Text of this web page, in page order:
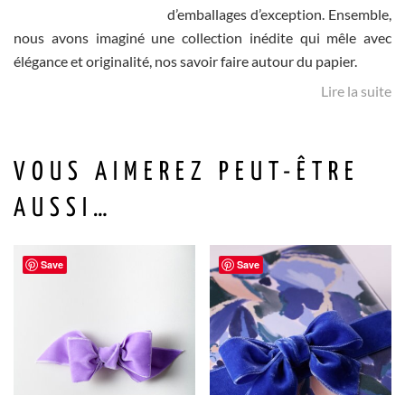
d’emballages d’exception. Ensemble,
nous avons imaginé une collection inédite qui mêle avec
élégance et originalité, nos savoir faire autour du papier.
Lire la suite
VOUS AIMEREZ PEUT-ÊTRE
AUSSI…
Save Save